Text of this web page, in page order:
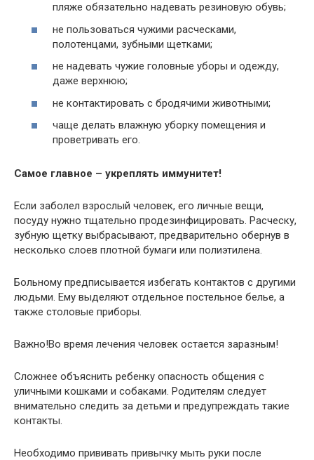
пляже обязательно надевать резиновую обувь;
не пользоваться чужими расческами,
полотенцами, зубными щетками;
не надевать чужие головные уборы и одежду,
даже верхнюю;
не контактировать с бродячими животными;
чаще делать влажную уборку помещения и
проветривать его.
Самое главное – укреплять иммунитет!
Если заболел взрослый человек, его личные вещи,
посуду нужно тщательно продезинфицировать. Расческу,
зубную щетку выбрасывают, предварительно обернув в
несколько слоев плотной бумаги или полиэтилена.
Больному предписывается избегать контактов с другими
людьми. Ему выделяют отдельное постельное белье, а
также столовые приборы.
Важно!Во время лечения человек остается заразным!
Сложнее объяснить ребенку опасность общения с
уличными кошками и собаками. Родителям следует
внимательно следить за детьми и предупреждать такие
контакты.
Необходимо прививать привычку мыть руки после